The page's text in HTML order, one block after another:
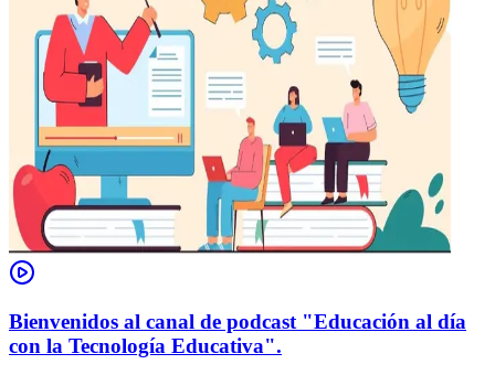
Bienvenidos al canal de podcast "Educación al día
con la Tecnología Educativa".